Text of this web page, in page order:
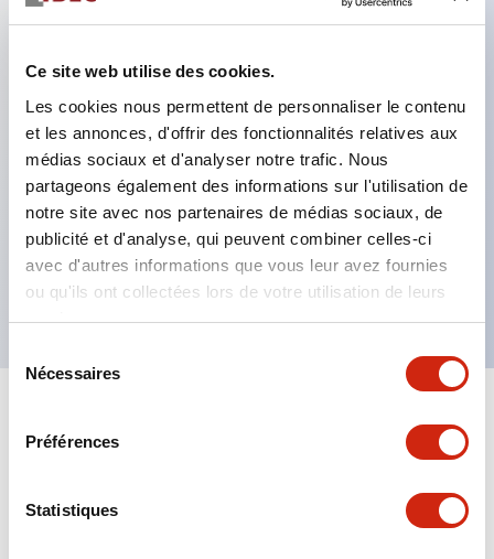
Ce site web utilise des cookies.
Les cookies nous permettent de personnaliser le contenu
et les annonces, d'offrir des fonctionnalités relatives aux
médias sociaux et d'analyser notre trafic. Nous
partageons également des informations sur l'utilisation de
notre site avec nos partenaires de médias sociaux, de
publicité et d'analyse, qui peuvent combiner celles-ci
avec d'autres informations que vous leur avez fournies
ou qu'ils ont collectées lors de votre utilisation de leurs
services.
Nécessaires
Préférences
Statistiques
permettant une configuration à 4 contacts
contact à 11 étages), 59,9 mm (*bloc de contact à
22 étages). Conception peu encombrante
possible.
Structure de sécurité de 3e génération :
déclenchement à 2 actions, garde intégrée,
structure de protection des doigts IP20.
Tout développer+